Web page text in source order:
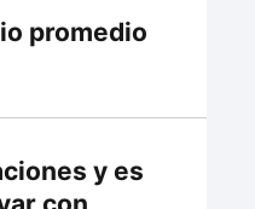
promedio
y es